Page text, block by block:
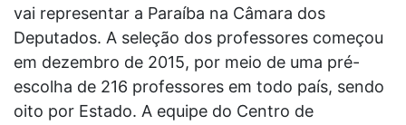
vai representar a Paraíba na Câmara dos
Deputados. A seleção dos professores começou
em dezembro de 2015, por meio de uma pré-
escolha de 216 professores em todo país, sendo
oito por Estado. A equipe do Centro de